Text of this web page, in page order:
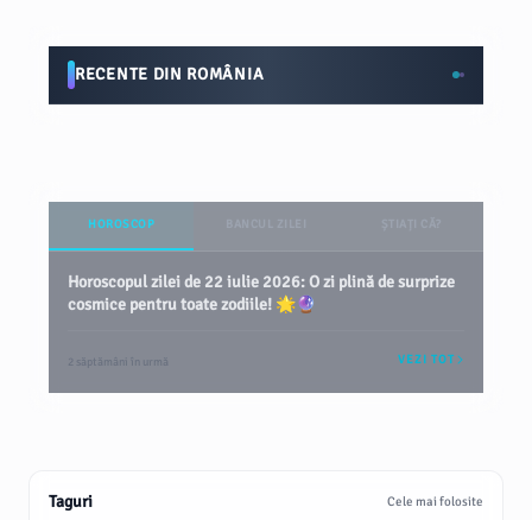
RECENTE DIN ROMÂNIA
HOROSCOP
Horoscopul zilei de 22 iulie 2026: O zi plină de surprize
cosmice pentru toate zodiile! 🌟🔮
2 săptămâni în urmă VEZI TOT
Taguri Cele mai folosite